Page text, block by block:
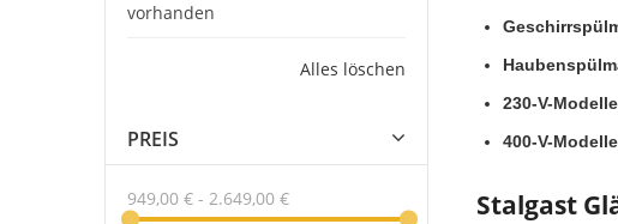
230-V-
400-V-
Stalgast
vorhanden
Alles löschen
PREIS
949,00 € - 2.649,00 €